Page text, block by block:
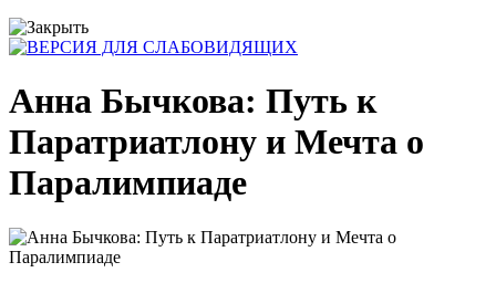
Анна Бычкова: Путь к
Паратриатлону и Мечта о
Паралимпиаде